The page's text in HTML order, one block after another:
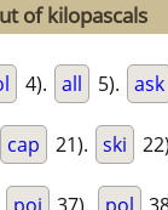
of kilopascals
4). all 5). ask
cap 21). ski